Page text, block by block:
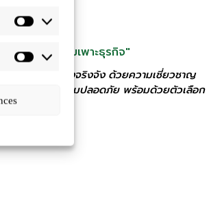
วมโครงการบ่มเพาะธุรกิจ"
ร์ทเนอร์อย่างจริงจัง ด้วยความเชี่ยวชาญ
ณภาพสูง มีความปลอดภัย พร้อมด้วยตัวเลือก